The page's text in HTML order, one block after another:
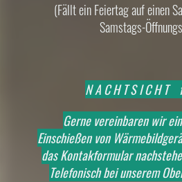
(Fällt ein Feiertag auf einen
Samstags-
N A C H T S I C H
Gerne vereinbaren wir
Einschießen von
das Kontakformular
Telefonisch bei unserem